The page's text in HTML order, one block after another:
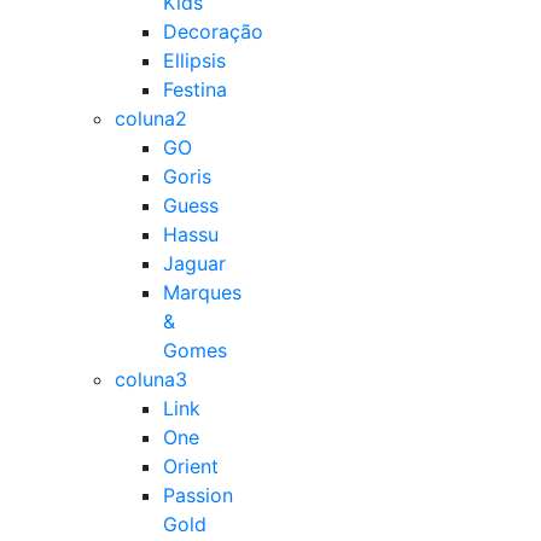
Decoração
Ellipsis
Festina
coluna2
GO
Goris
Guess
Hassu
Jaguar
Marques
&
Gomes
coluna3
Link
One
Orient
Passion
Gold